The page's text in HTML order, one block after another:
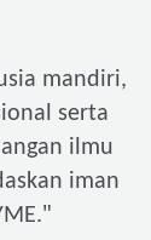
mandiri,
serta
ilmu
iman
"